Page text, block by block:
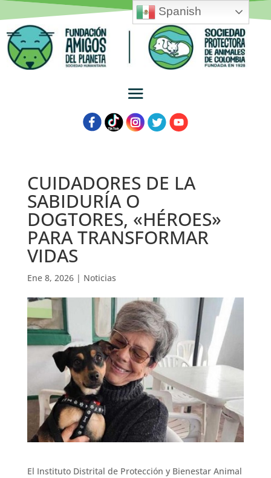
CUIDADORES DE LA
SABIDURÍA O
DOGTORES, «HÉROES»
PARA TRANSFORMAR
VIDAS
Ene 8, 2026| Noticias
El Instituto Distrital de Protección y Bienestar Animal
Spanish